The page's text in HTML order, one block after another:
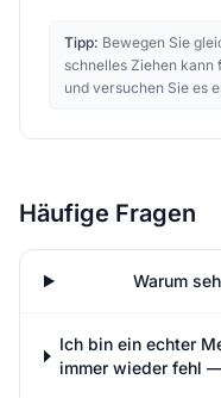
Tipp: Bewegen Sie
schnelles Ziehen kann
und versuchen Sie es
Häufige Fragen
Warum
Ich bin ein echter
immer wieder fehl